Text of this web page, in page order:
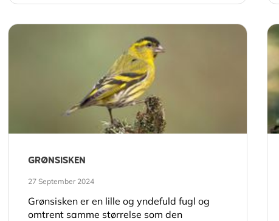
GRØNSISKEN
27 September 2024
Grønsisken er en lille og yndefuld fugl og
omtrent samme størrelse som den